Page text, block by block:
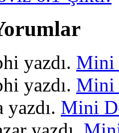
yazdı. Mini
yazdı. Mini
Mini